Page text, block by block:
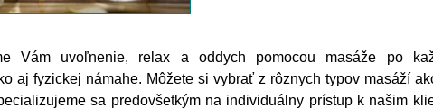
Vám uvoľnenie, relax a oddych pomocou masáže po
aj fyzickej námahe. Môžete si vybrať z rôznych typov masáží
sa predovšetkým na individuálny prístup k našim